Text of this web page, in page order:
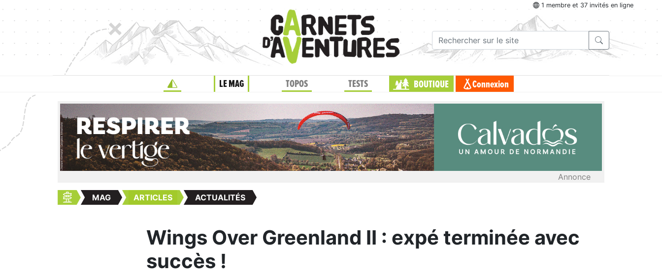
1 membre et 37 invités en ligne
LE MAG TOPOS TESTS BOUTIQUE Connexion
Annonce
MAG ARTICLES ACTUALITÉS
Wings Over Greenland II : expé terminée avec
succès !